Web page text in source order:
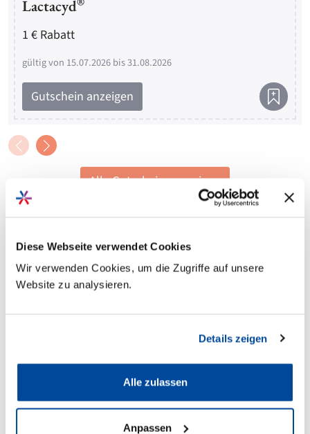
Diese Webseite verwendet Cookies
Wir verwenden Cookies, um die Zugriffe auf unsere
Website zu analysieren.
Details zeigen
Alle zulassen
Anpassen
Lactacyd
1 € Rabatt
gültig von 15.07.2026 bis 31.08.2026
Gutschein anzeigen
Alle Gutscheine anzeigen
Entdecken Sie DeineApotheke.at auf